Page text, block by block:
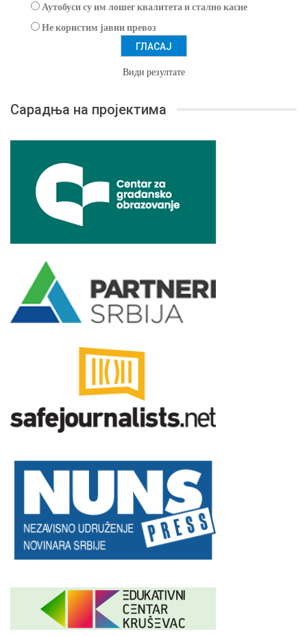
Аутобуси су им лошег квалитета и стално касне
Не користим јавни превоз
Види резултате
Сарадња на пројектима